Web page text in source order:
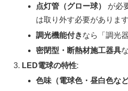
点灯管（グロー球）
が必
は取り外す必要があります
調光機能付きなら「調光
密閉型・断熱材施工器具
LED電球の特性:
色味（電球色・昼白色など